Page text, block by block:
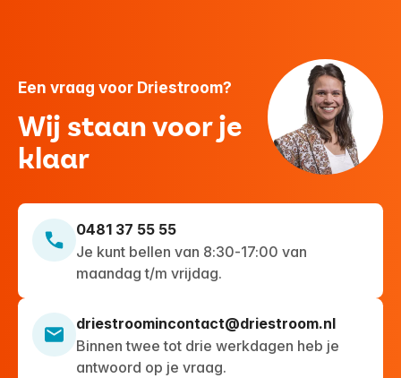
Een vraag voor Driestroom?
Wij staan voor je
klaar
0481 37 55 55
Je kunt bellen van 8:30-17:00 van
maandag t/m vrijdag.
driestroomincontact@driestroom.nl
Binnen twee tot drie werkdagen heb je
antwoord op je vraag.